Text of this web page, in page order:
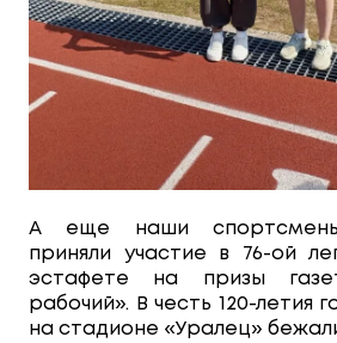
А еще наши спортсмены
приняли участие в 76-ой
эстафете на призы
рабочий». В честь 120-летия
на стадионе «Уралец»